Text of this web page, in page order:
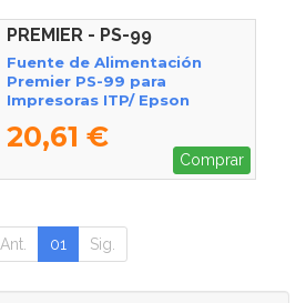
PREMIER - PS-99
Fuente de Alimentación
Premier PS-99 para
Impresoras ITP/ Epson
20,61 €
Comprar
Ant. 01 Sig.